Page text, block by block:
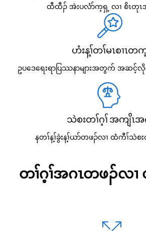
ထီထီၣ် အဲးပလံာ်က့ရှ့ လၢ စိၤတုၤအ
ဟံးန့ၢ်တၢ်မၤစၢၤတ
ဥပဒေရေးရာပြဿနာများအတွက် အဆင့်
သဲစးတၢ်ဂ့ၢ် အကျိၤ
နတၢ်န့ၢ်ခွဲးန့ၢ်ယာ်တဖၣ်လၢ ထံကီၢ်သဲစ
တၢ်ဂ့ၢ်အဂၤတဖၣ်လၢ